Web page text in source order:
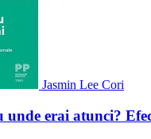
Jasmin Lee Cori
unde erai atunci?